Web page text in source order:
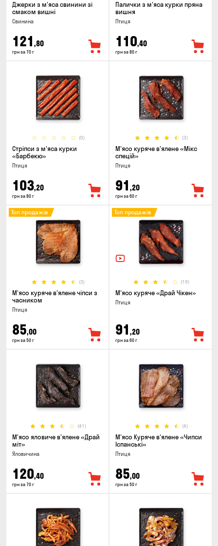
Джерки з м'яса свинини зі
смаком вишні
Свинина
121 ,80
грн за 70 г
Палички з м'яса курки пряна
вишня
Птиця
110,40
грн за 80 г
(0)
Стріпси з м'яса курки
«Барбекю»
Птиця
103,20
грн за 80 г
(3)
М'ясо куряче в'ялене «Мікс
спецій»
Птиця
91 ,20
грн за 60 г
(3)
Топ продажів
М'ясо куряче в'ялене чіпси з
часником
Птиця
85,00
грн за 50 г
(19)
Топ продажів
М'ясо куряче «Драй Чікен»
Птиця
91 ,20
грн за 60 г
(41)
М'ясо яловиче в'ялене «Драй
міт»
Яловичина
120,40
грн за 70 г
(4)
М'ясо Куряче в'ялене «Чипси
Іспанські»
Птиця
85,00
грн за 50 г